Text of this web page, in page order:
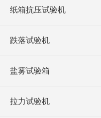
纸箱抗压试验机
跌落试验机
盐雾试验箱
拉力试验机